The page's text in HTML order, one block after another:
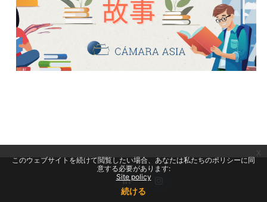
このウェブサイトを続けて閲覧したい場合、あなたは私たちのポリシーに同
意する必要があります:
Site policy
続ける